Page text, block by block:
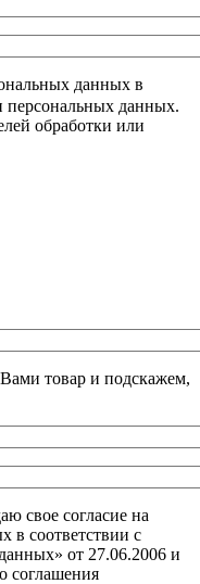
данных в
персональных данных.
обработки или
товар и подскажем,
свое согласие на
в соответствии с
от 27.06.2006 и
соглашения